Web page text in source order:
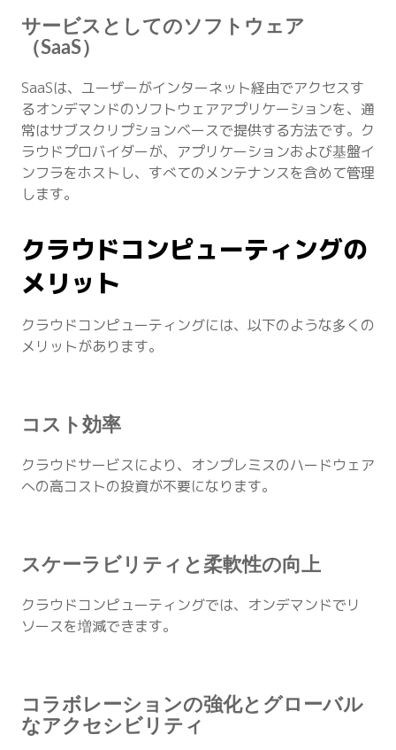
サービスとしてのソフトウェア
（SaaS）
SaaSは、ユーザーがインターネット経由でアクセスす
るオンデマンドのソフトウェアアプリケーションを、通
常はサブスクリプションベースで提供する方法です。ク
ラウドプロバイダーが、アプリケーションおよび基盤イ
ンフラをホストし、すべてのメンテナンスを含めて管理
します。
クラウドコンピューティングの
メリット
クラウドコンピューティングには、以下のような多くの
メリットがあります。
コスト効率
クラウドサービスにより、オンプレミスのハードウェア
への高コストの投資が不要になります。
スケーラビリティと柔軟性の向上
クラウドコンピューティングでは、オンデマンドでリ
ソースを増減できます。
コラボレーションの強化とグローバル
なアクセシビリティ